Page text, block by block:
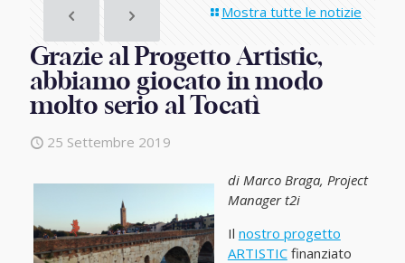
Mostra tutte le notizie
Grazie al Progetto Artistic,
abbiamo giocato in modo
molto serio al Tocatì
25 Settembre 2019
di Marco Braga, Project
Manager t2i
Il nostro progetto
ARTISTICfinanziato